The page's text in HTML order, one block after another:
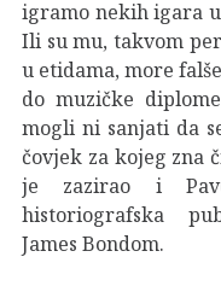
igramo nekih igara
Ili su mu, takvom
u etidama, more
do muzičke
mogli ni sanjati da
čovjek za kojeg zna
je zazirao i
historiografska
James Bondom.